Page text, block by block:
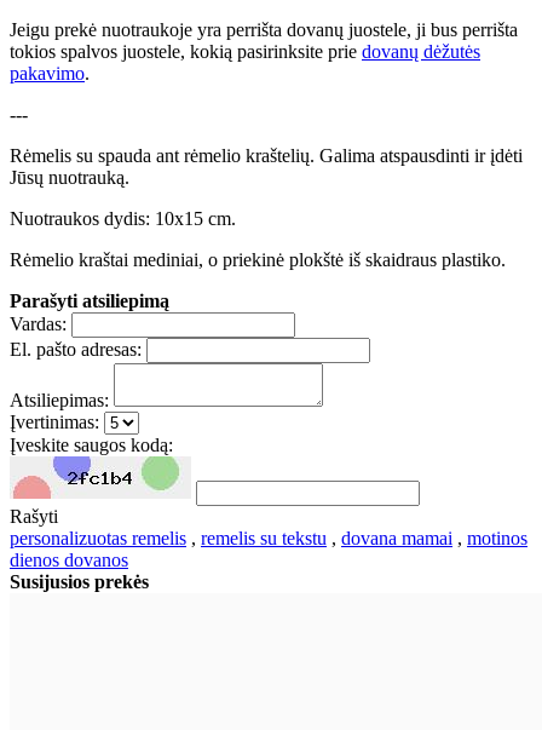
Jeigu prekė nuotraukoje yra perrišta dovanų juostele, ji bus perrišta
tokios spalvos juostele, kokią pasirinksite prie dovanų dėžutės
pakavimo.
---
Rėmelis su spauda ant rėmelio kraštelių. Galima atspausdinti ir įdėti
Jūsų nuotrauką.
Nuotraukos dydis: 10x15 cm.
Rėmelio kraštai mediniai, o priekinė plokštė iš skaidraus plastiko.
Parašyti atsiliepimą
Vardas:
El. pašto adresas:
Atsiliepimas:
Įvertinimas:
Įveskite saugos kodą:
Rašyti
personalizuotas remelis , remelis su tekstu , dovana mamai , motinos
dienos dovanos
Susijusios prekės